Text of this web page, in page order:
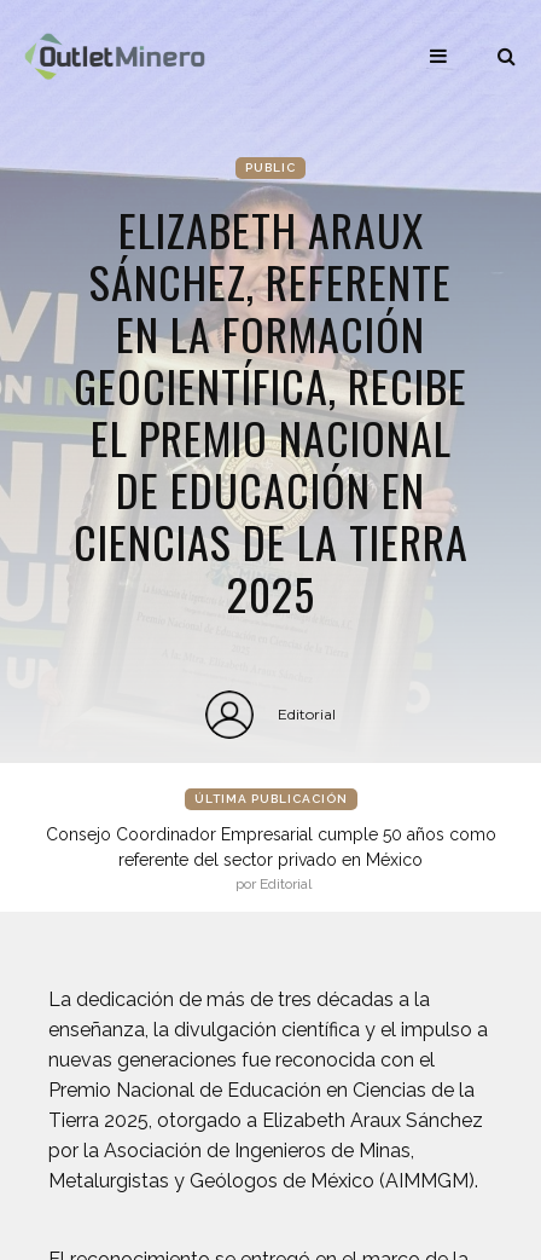
PUBLIC
ELIZABETH ARAUX
SÁNCHEZ, REFERENTE
EN LA FORMACIÓN
GEOCIENTÍFICA, RECIBE
EL PREMIO NACIONAL
DE EDUCACIÓN EN
CIENCIAS DE LA TIERRA
2025
Editorial
ÚLTIMA PUBLICACIÓN
Consejo Coordinador Empresarial cumple 50 años como
referente del sector privado en México
por Editorial
La dedicación de más de tres décadas a la
enseñanza, la divulgación científica y el impulso a
nuevas generaciones fue reconocida con el
Premio Nacional de Educación en Ciencias de la
Tierra 2025, otorgado a Elizabeth Araux Sánchez
por la Asociación de Ingenieros de Minas,
Metalurgistas y Geólogos de México (AIMMGM).